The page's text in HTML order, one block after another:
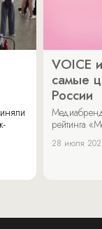
VOICE
самые
России
рейтинга
28 июля